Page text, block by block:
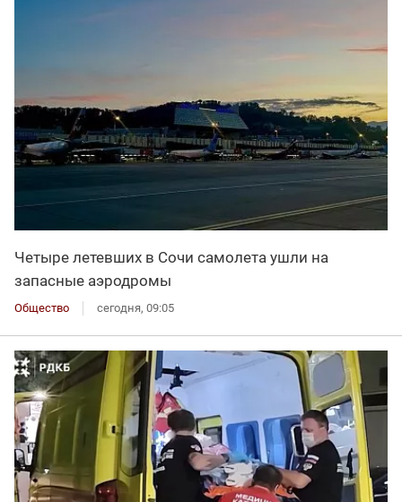
Четыре летевших в Сочи самолета ушли на
запасные аэродромы
Общество сегодня, 09:05